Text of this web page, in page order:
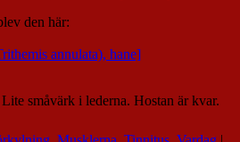
den här:
småvärk i lederna. Hostan är kvar.